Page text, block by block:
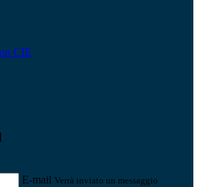
CIE
E-mail Verrà inviato un messaggio